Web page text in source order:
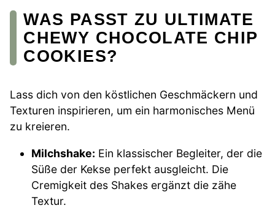
WAS PASST ZU ULTIMATE
CHEWY CHOCOLATE CHIP
COOKIES?
Lass dich von den köstlichen Geschmäckern und
Texturen inspirieren, um ein harmonisches Menü
zu kreieren.
Milchshake: Ein klassischer Begleiter, der die
Süße der Kekse perfekt ausgleicht. Die
Cremigkeit des Shakes ergänzt die zähe
Textur.